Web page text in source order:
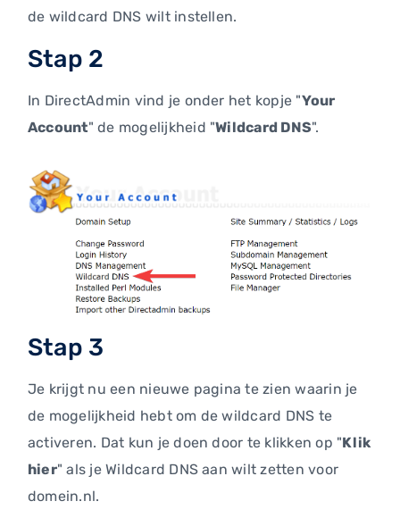
de wildcard DNS wilt instellen.
Stap 2
In DirectAdmin vind je onder het kopje "Your
Account" de mogelijkheid "Wildcard DNS".
Stap 3
Je krijgt nu een nieuwe pagina te zien waarin je
de mogelijkheid hebt om de wildcard DNS te
activeren. Dat kun je doen door te klikken op "Klik
hier" als je Wildcard DNS aan wilt zetten voor
domein.nl.